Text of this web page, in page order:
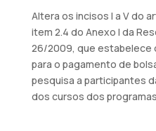
Altera os incisos I a V do
item 2.4 do Anexo I da
26/2009, que estabelece
para o pagamento de
pesquisa a participantes
dos cursos dos